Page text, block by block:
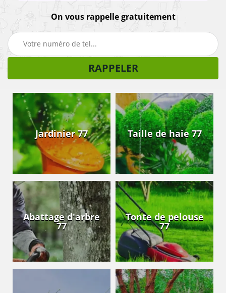
On vous rappelle gratuitement
Jardinier 77 Taille de haie 77
Abattage d'arbre
77
Tonte de pelouse
77